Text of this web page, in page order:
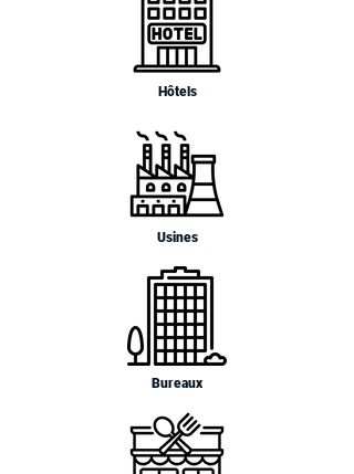
Hôtels
Usines
Bureaux